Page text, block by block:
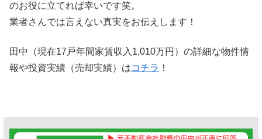
のお役に立てれば幸いです笑。
業者さんでは言えない真実をお伝えします！
田中（現在17戸年間家賃収入1,010万円）の詳細な物件情
報や投資実績（売却実績）はコチラ ！